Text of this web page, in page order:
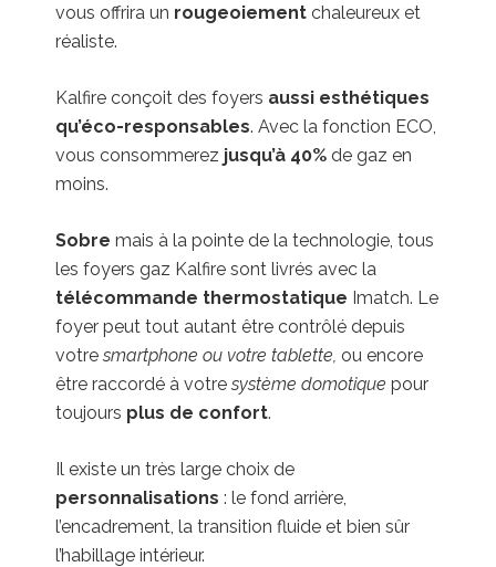
vous offrira un rougeoiement chaleureux et
réaliste.
Kalfire conçoit des foyers aussi esthétiques
qu’éco-responsables. Avec la fonction ECO,
vous consommerez jusqu’à 40% de gaz en
moins.
Sobre mais à la pointe de la technologie, tous
les foyers gaz Kalfire sont livrés avec la
télécommande thermostatique Imatch. Le
foyer peut tout autant être contrôlé depuis
votre smartphone ou votre tablette, ou encore
être raccordé à votre système domotique pour
toujours plus de confort.
Il existe un très large choix de
personnalisations : le fond arrière,
l’encadrement, la transition fluide et bien sûr
l’habillage intérieur.